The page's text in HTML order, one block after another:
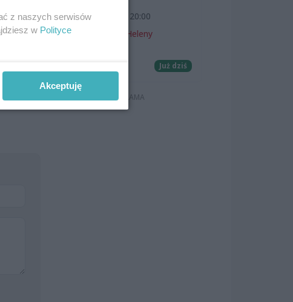
7 sierpnia 2026, 20:00
Teatr Letni im. Heleny
Już dziś
z naszych serwisów
w Polityce
Akceptuję